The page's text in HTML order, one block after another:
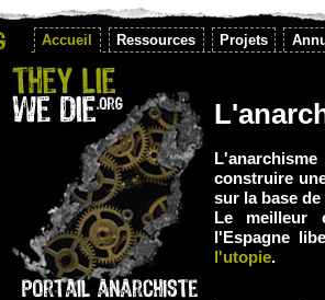
Accueil Ressources Projets
construire
sur la base
Le meilleur
l'Espagne
l'utopie.